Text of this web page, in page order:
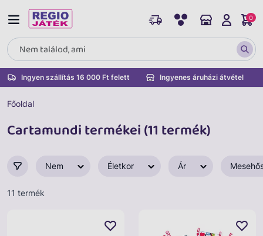
Ingyen szállítás 16 000 Ft felett Ingyenes áruházi átvétel
0
Főoldal
Cartamundi termékei (11 termék)
Nem Életkor Ár
11 termék